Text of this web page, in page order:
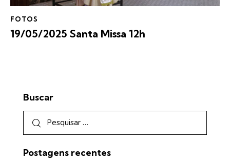
FOTOS
19/05/2025 Santa Missa 12h
Buscar
Postagens recentes